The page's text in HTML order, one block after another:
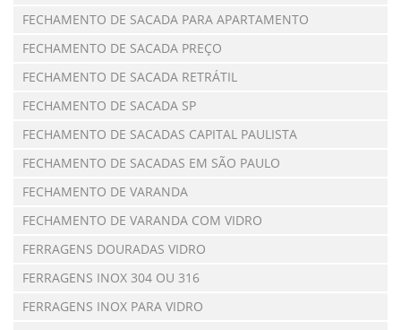
FECHAMENTO DE SACADA PARA APARTAMENTO
FECHAMENTO DE SACADA PREÇO
FECHAMENTO DE SACADA RETRÁTIL
FECHAMENTO DE SACADA SP
FECHAMENTO DE SACADAS CAPITAL PAULISTA
FECHAMENTO DE SACADAS EM SÃO PAULO
FECHAMENTO DE VARANDA
FECHAMENTO DE VARANDA COM VIDRO
FERRAGENS DOURADAS VIDRO
FERRAGENS INOX 304 OU 316
FERRAGENS INOX PARA VIDRO